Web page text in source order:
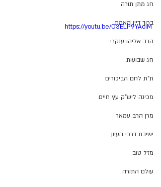
חג מתן תורה
ברוך דיין האמת
הרב אליהו ענקרי
חג שבועות
ת"ת לחם הביכורים
מכינה ליש"ק עץ חיים
מרן הרב עמאר
ישיבת דרכי העיון
מזל טוב
עולם התורה
https://youtu.be/O3ELP9YAcIM